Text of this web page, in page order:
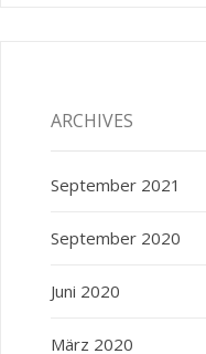
ARCHIVES
September 2021
September 2020
Juni 2020
März 2020